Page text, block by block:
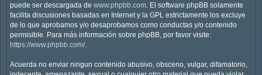
puede ser descargada de www.phpbb.com. El software phpBB solamente
facilita discusiones basadas en Internet y la GPL estrictamente los excluye
de lo que aprobamos y/o desaprobamos como conductas y/o contenido
permisible. Para más información sobre phpBB, por favor visite:
https://www.phpbb.com/.
Acuerda no enviar ningun contenido abusivo, obsceno, vulgar, difamatorio,